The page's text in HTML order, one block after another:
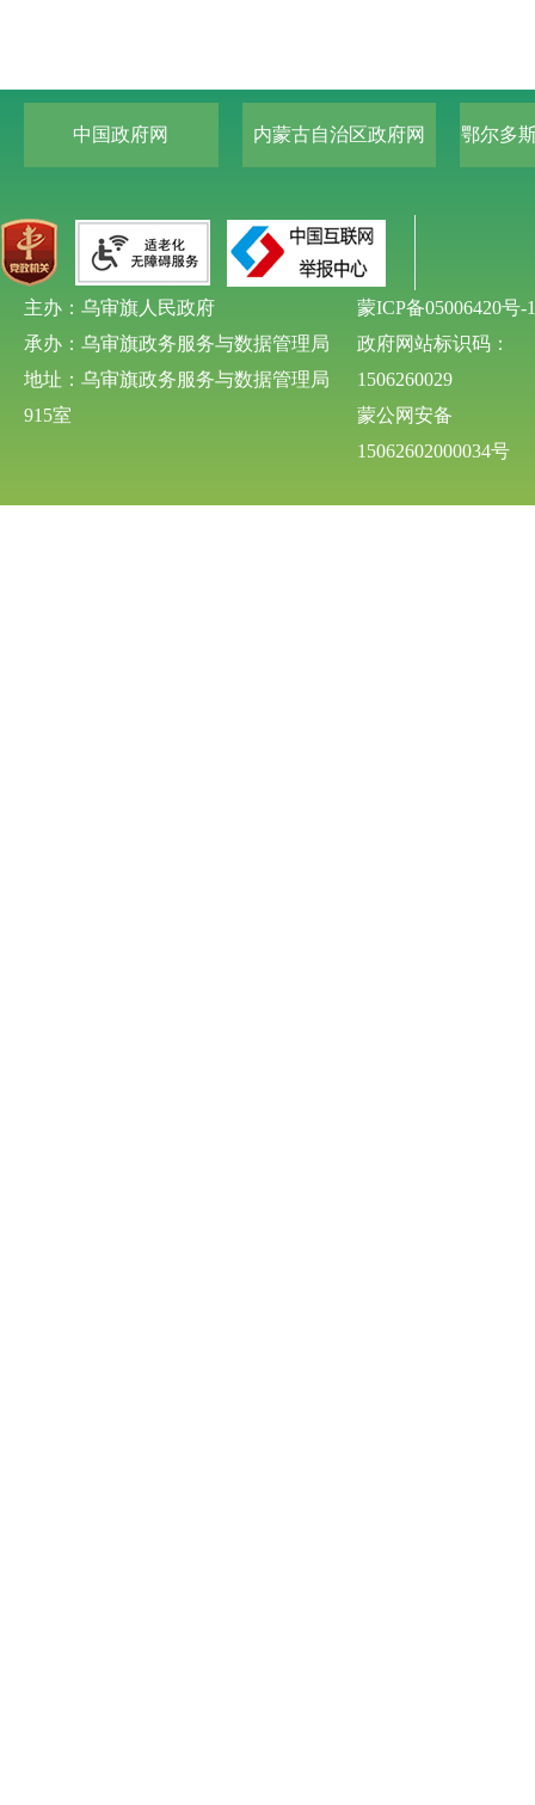
中国政府网 内蒙古自治区政府网 鄂尔多
主办：乌审旗人民政府
承办：乌审旗政务服务与数据管理局
地址：乌审旗政务服务与数据管理局
915室
蒙ICP备05006420号-1
政府网站标识码：
1506260029
蒙公网安备
15062602000034号